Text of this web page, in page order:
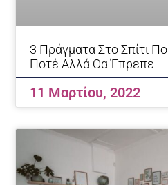
3 Πράγματα Στο Σπίτι
Ποτέ Αλλά Θα Έπρεπε
11 Μαρτίου, 2022